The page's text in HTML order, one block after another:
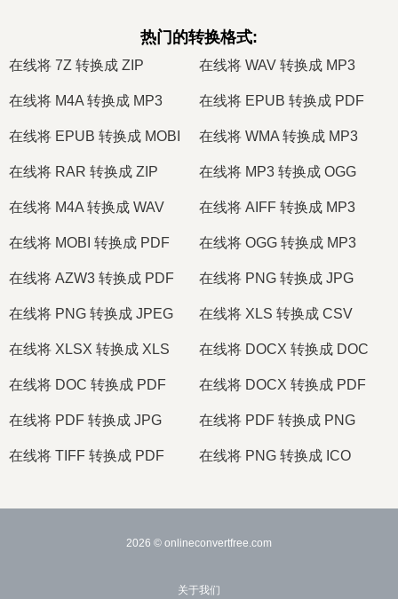
热门的转换格式:
在线将 7Z 转换成 ZIP 在线将 WAV 转换成 MP3
在线将 M4A 转换成 MP3 在线将 EPUB 转换成 PDF
在线将 EPUB 转换成 MOBI 在线将 WMA 转换成 MP3
在线将 RAR 转换成 ZIP 在线将 MP3 转换成 OGG
在线将 M4A 转换成 WAV 在线将 AIFF 转换成 MP3
在线将 MOBI 转换成 PDF 在线将 OGG 转换成 MP3
在线将 AZW3 转换成 PDF 在线将 PNG 转换成 JPG
在线将 PNG 转换成 JPEG 在线将 XLS 转换成 CSV
在线将 XLSX 转换成 XLS 在线将 DOCX 转换成 DOC
在线将 DOC 转换成 PDF 在线将 DOCX 转换成 PDF
在线将 PDF 转换成 JPG 在线将 PDF 转换成 PNG
在线将 TIFF 转换成 PDF 在线将 PNG 转换成 ICO
2026 © onlineconvertfree.com
关于我们